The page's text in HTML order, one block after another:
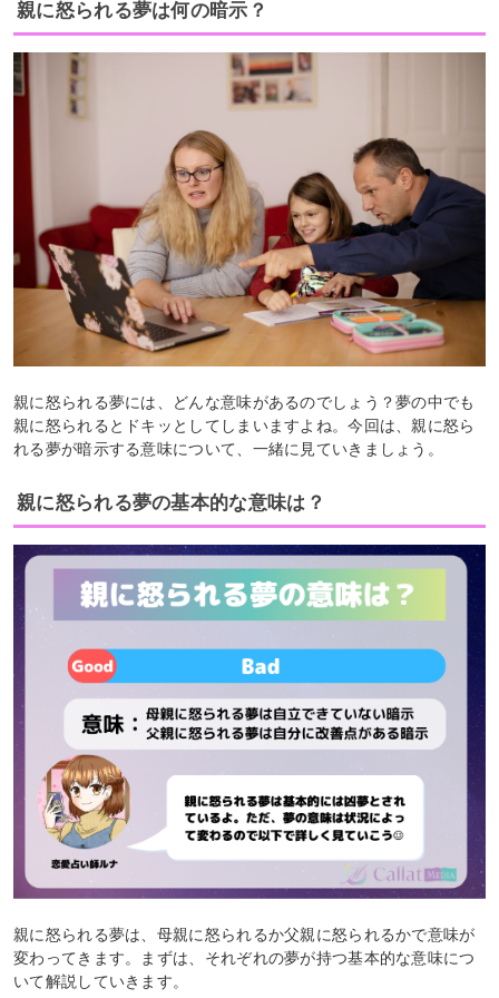
親に怒られる夢は何の暗示？
親に怒られる夢には、どんな意味があるのでしょう？夢の中でも
親に怒られるとドキッとしてしまいますよね。今回は、親に怒ら
れる夢が暗示する意味について、一緒に見ていきましょう。
親に怒られる夢の基本的な意味は？
親に怒られる夢は、母親に怒られるか父親に怒られるかで意味が
変わってきます。まずは、それぞれの夢が持つ基本的な意味につ
いて解説していきます。